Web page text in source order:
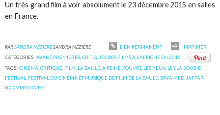
Un très grand film à voir absolument le 23 décembre 2015 en salles
en France.
PARSANDRA MÉZIÈRESANDRA MÉZIÈRE LIEN PERMANENT
IMPRIMER
CATÉGORIES :AVANT-PREMIERES ,CRITIQUES DES FILMS A L'AFFICHE EN 2015
TAGS :CINÉMA ,CRITIQUE FILM LA BAULE ,A PEINE J'OUVRE LES YEUX LEYLA BOUZID
FESTIVAL
FESTIVAL DU CINÉMA ET MUSIQUE DE FILM DE LA BAULE BAYA MEDHAFFAR
0COMMENTAIRE